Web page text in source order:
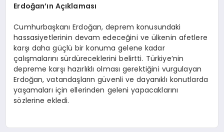
Erdoğan’ın Açıklaması
Cumhurbaşkanı Erdoğan, deprem konusundaki
hassasiyetlerinin devam edeceğini ve ülkenin afetlere
karşı daha güçlü bir konuma gelene kadar
çalışmalarını sürdüreceklerini belirtti. Türkiye’nin
depreme karşı hazırlıklı olması gerektiğini vurgulayan
Erdoğan, vatandaşların güvenli ve dayanıklı konutlarda
yaşamaları için ellerinden geleni yapacaklarını
sözlerine ekledi.